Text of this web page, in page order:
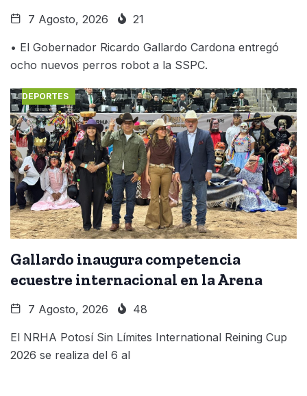
7 Agosto, 2026 21
• El Gobernador Ricardo Gallardo Cardona entregó
ocho nuevos perros robot a la SSPC.
DEPORTES
Gallardo inaugura competencia
ecuestre internacional en la Arena
7 Agosto, 2026 48
El NRHA Potosí Sin Límites International Reining Cup
2026 se realiza del 6 al